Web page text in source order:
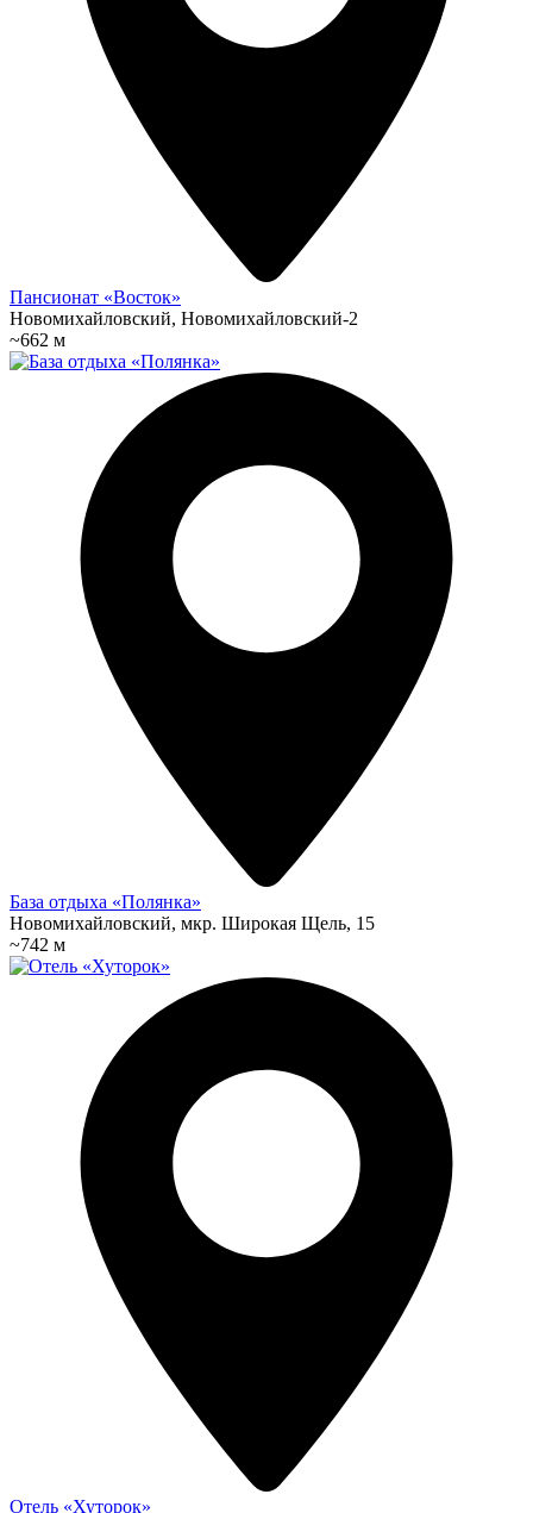
Пансионат «Восток»
Новомихайловский, Новомихайловский-2
~662 м
База отдыха «Полянка»
Новомихайловский, мкр. Широкая Щель, 15
~742 м
Отель «Хуторок»